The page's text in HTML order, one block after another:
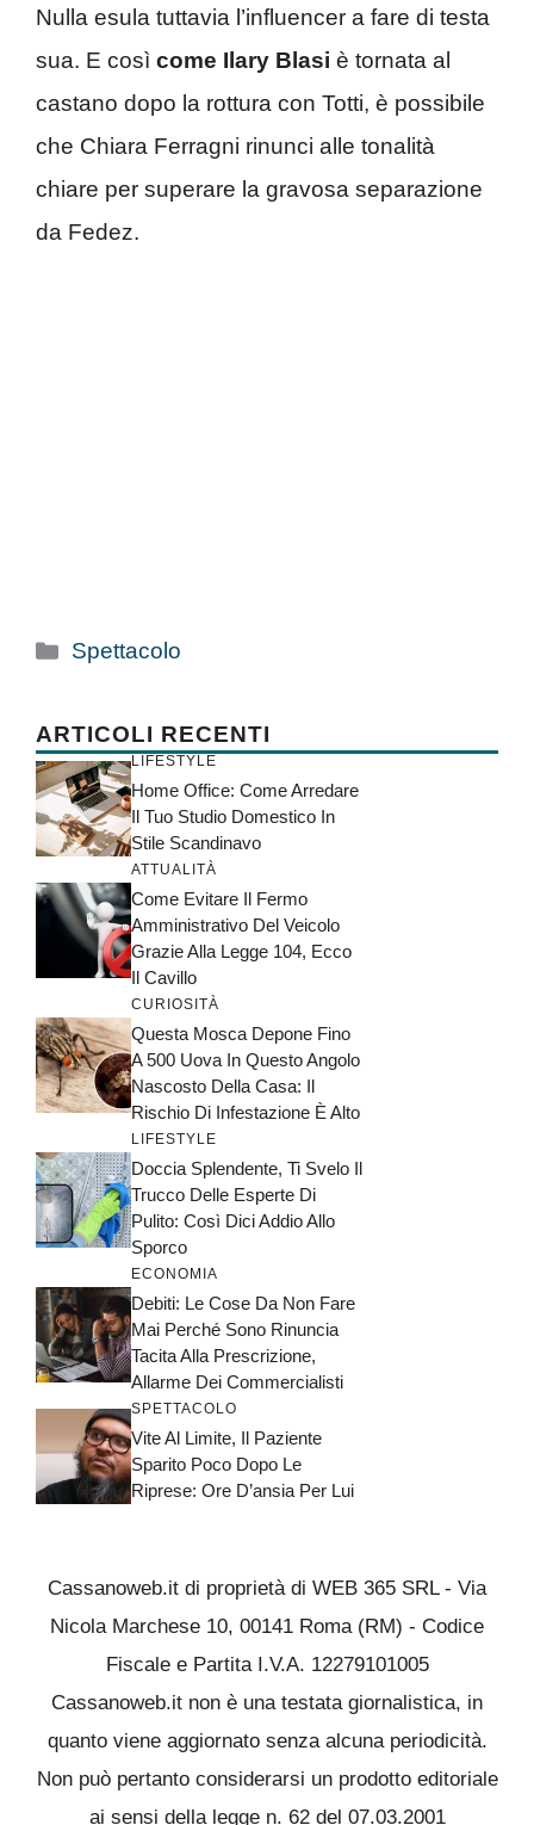
Nulla esula tuttavia l’influencer a fare di testa
sua. E così come Ilary Blasi è tornata al
castano dopo la rottura con Totti, è possibile
che Chiara Ferragni rinunci alle tonalità
chiare per superare la gravosa separazione
da Fedez.
Categorie
Spettacolo
ARTICOLI RECENTI
LIFESTYLE
Home Office: Come Arredare
Il Tuo Studio Domestico In
Stile Scandinavo
ATTUALITÀ
Come Evitare Il Fermo
Amministrativo Del Veicolo
Grazie Alla Legge 104, Ecco
Il Cavillo
CURIOSITÀ
Questa Mosca Depone Fino
A 500 Uova In Questo Angolo
Nascosto Della Casa: Il
Rischio Di Infestazione È Alto
LIFESTYLE
Doccia Splendente, Ti Svelo Il
Trucco Delle Esperte Di
Pulito: Così Dici Addio Allo
Sporco
ECONOMIA
Debiti: Le Cose Da Non Fare
Mai Perché Sono Rinuncia
Tacita Alla Prescrizione,
Allarme Dei Commercialisti
SPETTACOLO
Vite Al Limite, Il Paziente
Sparito Poco Dopo Le
Riprese: Ore D’ansia Per Lui
Cassanoweb.it di proprietà di WEB 365 SRL - Via
Nicola Marchese 10, 00141 Roma (RM) - Codice
Fiscale e Partita I.V.A. 12279101005
Cassanoweb.it non è una testata giornalistica, in
quanto viene aggiornato senza alcuna periodicità.
Non può pertanto considerarsi un prodotto editoriale
ai sensi della legge n. 62 del 07.03.2001